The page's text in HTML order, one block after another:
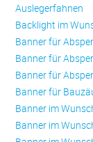
Auslegerfahnen
Backlight im
Banner für
Banner für
Banner für
Banner für
Banner im
Banner im